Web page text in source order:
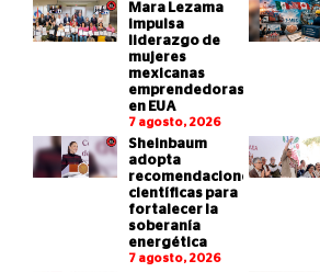
Mara Lezama
impulsa
liderazgo de
mujeres
mexicanas
emprendedoras
en EUA
7 agosto, 2026
Sheinbaum
adopta
recomendaciones
científicas para
fortalecer la
soberanía
energética
7 agosto, 2026